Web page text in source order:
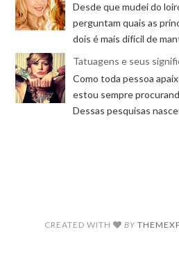
Desde que mudei do
perguntam quais as
dois é mais difícil de
Tatuagens e seus
Como toda pessoa
estou sempre
Dessas pesquisas
CREATED WITH BY